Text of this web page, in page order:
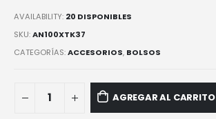
AVAILABILITY: 20 DISPONIBLES
SKU:AN100XTK37
CATEGORÍAS:ACCESORIOS, BOLSOS
AGREGAR AL CARRITO